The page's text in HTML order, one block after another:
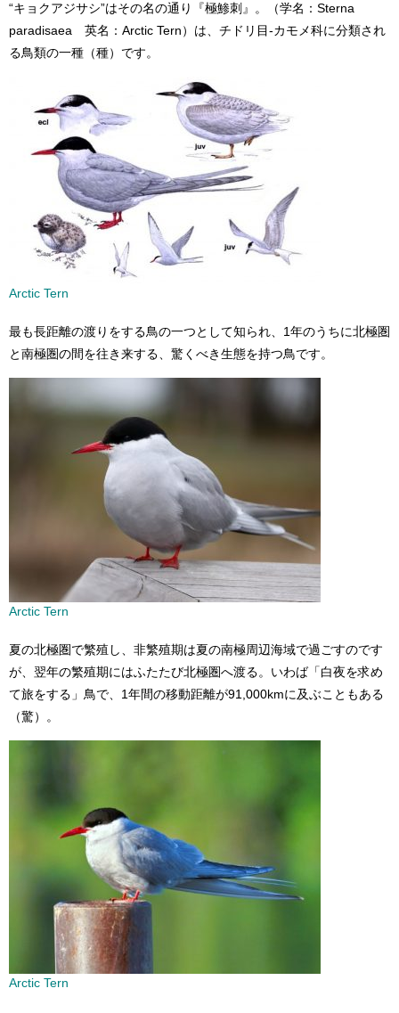
“キョクアジサシ”はその名の通り『極鯵刺』。（学名：Sterna
paradisaea 英名：Arctic Tern）は、チドリ目-カモメ科に分類され
る鳥類の一種（種）です。
Arctic Tern
最も長距離の渡りをする鳥の一つとして知られ、1年のうちに北極圏
と南極圏の間を往き来する、驚くべき生態を持つ鳥です。
Arctic Tern
夏の北極圏で繁殖し、非繁殖期は夏の南極周辺海域で過ごすのです
が、翌年の繁殖期にはふたたび北極圏へ渡る。いわば「白夜を求め
て旅をする」鳥で、1年間の移動距離が91,000kmに及ぶこともある
（驚）。
Arctic Tern